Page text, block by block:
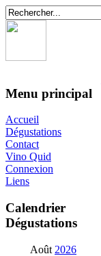
Menu principal
Accueil
Dégustations
Contact
Vino Quid
Connexion
Liens
Calendrier
Dégustations
Août 2026